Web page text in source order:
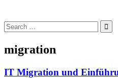
Search
for:
migration
IT Migration und